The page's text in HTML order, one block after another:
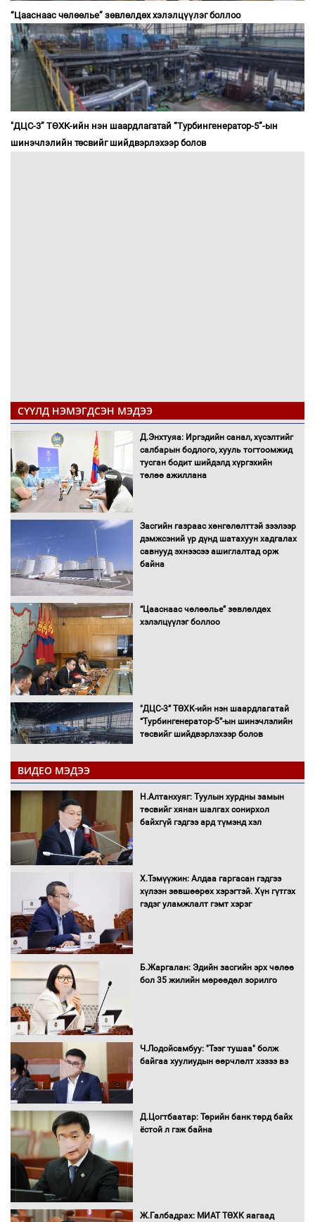
“Цааснаас чөлөөлье” зөвлөлдөх хэлэлцүүлэг боллоо
"ДЦС-3” ТӨХК-ийн нэн шаардлагатай “Турбингенератор-5”-ын
шинэчлэлийн төсвийг шийдвэрлэхээр болов
СҮҮЛД НЭМЭГДСЭН МЭДЭЭ
Д.Энхтуяа: Иргэдийн санал, хүсэлтийг
салбарын бодлого, хууль тогтоомжид
тусган бодит шийдэлд хүргэхийн
төлөө ажиллана
Засгийн газраас хөнгөлөлттэй зээлээр
дэмжсэний үр дүнд шатахуун хадгалах
савнууд эхнээсээ ашиглалтад орж
байна
“Цааснаас чөлөөлье” зөвлөлдөх
хэлэлцүүлэг боллоо
"ДЦС-3” ТӨХК-ийн нэн шаардлагатай
“Турбингенератор-5”-ын шинэчлэлийн
төсвийг шийдвэрлэхээр болов
УИХ-ын дарга С.Бямбацогт Сутай
хайрхны тэнгэрийг тахих тахилгад
оролцлоо
С.Амарсайхан: Иргэдийг хохироосон
ААН-ийн нуугтмал хөрөнгийг
битүүмжлэнэ
Н.Номтойбаяр: Аймгуудад тулгамдаж
буй асуудлуудыг Засгийн газрын
С.Бямбацогт Зүүн Азийн
эрэгтэйчүүдийн волейболын тэмцээнд
ВИДЕО МЭДЭЭ
Н.Алтанхуяг: Туулын хурдны замын
төсвийг хянан шалгах сонирхол
байхгүй гэдгээ ард түмэнд хэл
Х.Тэмүүжин: Алдаа гаргасан гэдгээ
хүлээн зөвшөөрөх хэрэгтэй. Хүн гүтгэх
гэдэг уламжлалт гэмт хэрэг
Б.Жаргалан: Эдийн засгийн эрх чөлөө
бол 35 жилийн мөрөөдөл зорилго
Ч.Лодойсамбуу: "Тээг тушаа" болж
байгаа хуулиудын өөрчлөлт хэзээ вэ
Д.Цогтбаатар: Төрийн банк төрд байх
ёстой л гэж байна
Ж.Галбадрах: МИАТ ТӨХК яагаад